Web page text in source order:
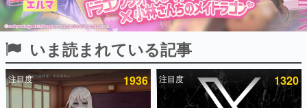
ピックアップ
電ファミのいま読まれている記事ランキング
いま読まれている記事
注目度 1936 注目度 1320